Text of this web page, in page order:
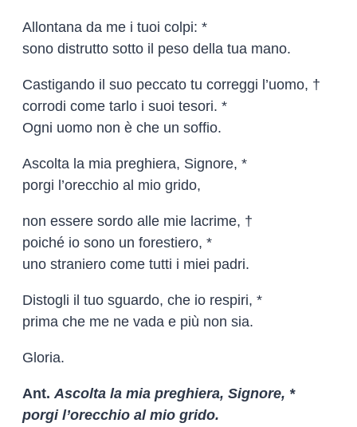
Allontana da me i tuoi colpi: *
sono distrutto sotto il peso della tua mano.
Castigando il suo peccato tu correggi l’uomo, †
corrodi come tarlo i suoi tesori. *
Ogni uomo non è che un soffio.
Ascolta la mia preghiera, Signore, *
porgi l’orecchio al mio grido,
non essere sordo alle mie lacrime, †
poiché io sono un forestiero, *
uno straniero come tutti i miei padri.
Distogli il tuo sguardo, che io respiri, *
prima che me ne vada e più non sia.
Gloria.
Ant. Ascolta la mia preghiera, Signore, *
porgi l’orecchio al mio grido.